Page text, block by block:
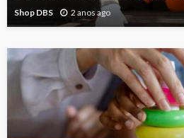
Shop DBS 2 anos ago